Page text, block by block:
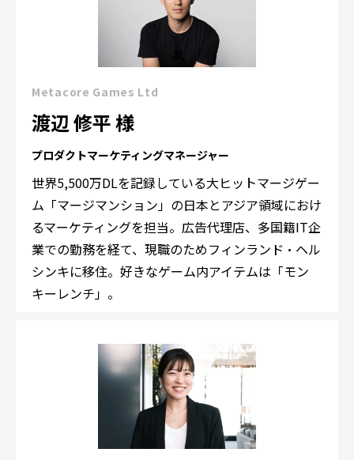
Metacore Games Ltd
渡辺 修平 様
プロダクトマーケティングマネージャー
世界5,500万DLを記録している大ヒットマージゲー
ム「マージマンション」の日本とアジア領域におけ
るマーケティングを担当。広告代理店、多国籍IT企
業での勤務を経て、現職のためフィンランド・ヘル
シンキに移住。好きなゲーム内アイテムは「モン
キーレンチ」。